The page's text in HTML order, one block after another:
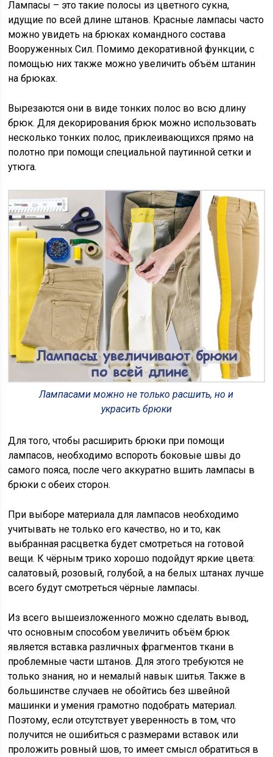
Лампасы – это такие полосы из цветного сукна,
идущие по всей длине штанов. Красные лампасы часто
можно увидеть на брюках командного состава
Вооруженных Сил. Помимо декоративной функции, с
помощью них также можно увеличить объём штанин
на брюках.
Вырезаются они в виде тонких полос во всю длину
брюк. Для декорирования брюк можно использовать
несколько тонких полос, приклеивающихся прямо на
полотно при помощи специальной паутинной сетки и
утюга.
Лампасами можно не только расшить, но и
украсить брюки
Для того, чтобы расширить брюки при помощи
лампасов, необходимо вспороть боковые швы до
самого пояса, после чего аккуратно вшить лампасы в
брюки с обеих сторон.
При выборе материала для лампасов необходимо
учитывать не только его качество, но и то, как
выбранная расцветка будет смотреться на готовой
вещи. К чёрным трико хорошо подойдут яркие цвета:
салатовый, розовый, голубой, а на белых штанах лучше
всего будут смотреться чёрные лампасы.
Из всего вышеизложенного можно сделать вывод,
что основным способом увеличить объём брюк
является вставка различных фрагментов ткани в
проблемные части штанов. Для этого требуются не
только знания, но и немалый навык шитья. Также в
большинстве случаев не обойтись без швейной
машинки и умения грамотно подобрать материал.
Поэтому, если отсутствует уверенность в том, что
получится не ошибиться с размерами вставок или
проложить ровный шов, то имеет смысл обратиться в